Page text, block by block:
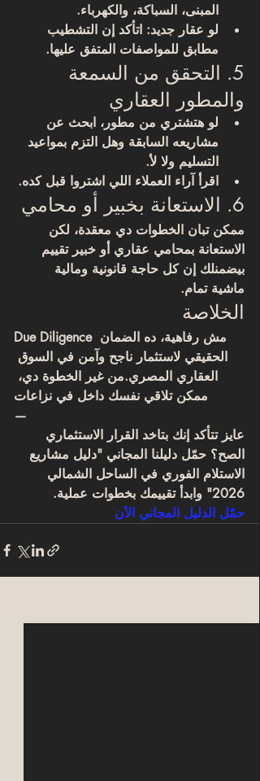
المبنى، السباكة، والكهرباء.
لو عقار جديد: اتأكد إن التشطيب
مطابق للمواصفات المتفق عليها.
5. التحقق من السمعة
والمطور العقاري
لو هتشتري من مطور، ابحث عن
مشاريعه السابقة وهل التزم بمواعيد
التسليم ولا لأ.
اقرأ آراء العملاء اللي اشتروا قبل كده.
6. الاستعانة بخبير أو محامي
ممكن تبان الخطوات دي معقدة، لكن
الاستعانة بمحامي عقاري أو خبير تقييم
بيضمنلك إن كل حاجة قانونية ومالية
ماشية تمام.
الخلاصة
Due Diligence مش رفاهية، ده الضمان
الحقيقي لاستثمار ناجح وآمن في السوق
العقاري المصري.من غير الخطوة دي،
ممكن تلاقي نفسك داخل في نزاعات
—
عايز تتأكد إنك بتاخد القرار الاستثماري
الصح؟ حمّل دليلنا المجاني "دليل مشاريع
الاستلام الفوري في الساحل الشمالي
2026" وابدأ تقييمك بخطوات عملية.
حمّل الدليل المجاني الآن